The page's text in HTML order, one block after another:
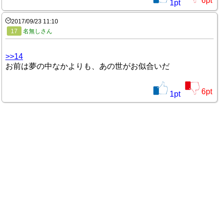
1pt
2017/09/23 11:10
17
名無しさん
>>14
お前は夢の中なかよりも、あの世がお似合いだ
1pt 6pt